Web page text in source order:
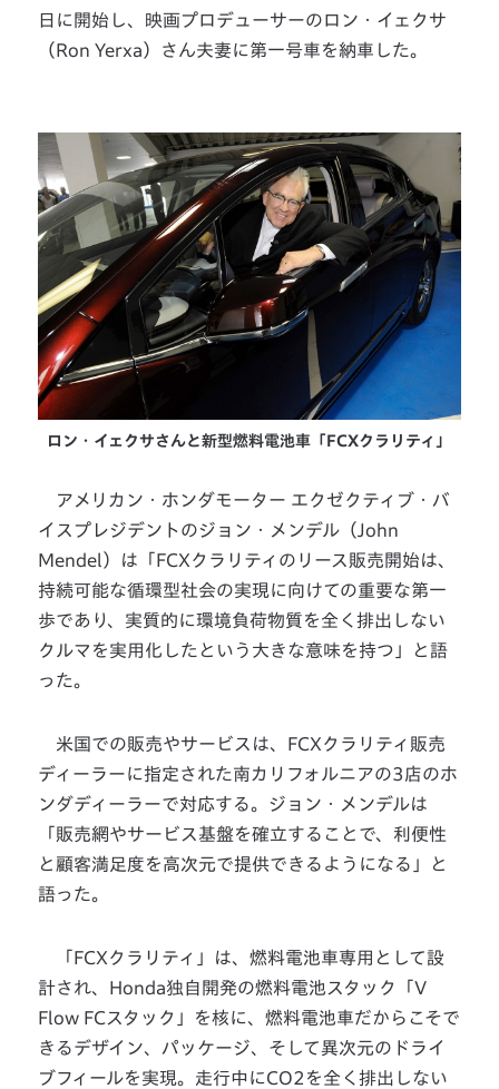
日に開始し、映画プロデューサーのロン・イェクサ
（Ron Yerxa）さん夫妻に第一号車を納車した。
ロン・イェクサさんと新型燃料電池車「FCXクラリティ」
アメリカン・ホンダモーター エクゼクティブ・バ
イスプレジデントのジョン・メンデル（John
Mendel）は「FCXクラリティのリース販売開始は、
持続可能な循環型社会の実現に向けての重要な第一
歩であり、実質的に環境負荷物質を全く排出しない
クルマを実用化したという大きな意味を持つ」と語
った。
米国での販売やサービスは、FCXクラリティ販売
ディーラーに指定された南カリフォルニアの3店のホ
ンダディーラーで対応する。ジョン・メンデルは
「販売網やサービス基盤を確立することで、利便性
と顧客満足度を高次元で提供できるようになる」と
語った。
「FCXクラリティ」は、燃料電池車専用として設
計され、Honda独自開発の燃料電池スタック「V
Flow FCスタック」を核に、燃料電池車だからこそで
きるデザイン、パッケージ、そして異次元のドライ
ブフィールを実現。走行中にCO2を全く排出しない